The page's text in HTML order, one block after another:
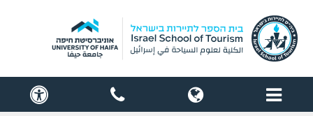
תפריט globe
contact